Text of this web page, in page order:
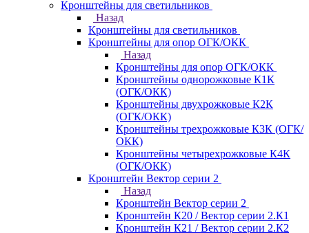
Кронштейны для светильников
Назад
Кронштейны для светильников
Кронштейны для опор ОГК/ОКК
Назад
Кронштейны для опор ОГК/ОКК
Кронштейны однорожковые К1К
(ОГК/ОКК)
Кронштейны двухрожковые К2К
(ОГК/ОКК)
Кронштейны трехрожковые К3К (ОГК/
ОКК)
Кронштейны четырехрожковые К4К
(ОГК/ОКК)
Кронштейн Вектор серии 2
Назад
Кронштейн Вектор серии 2
Кронштейн К20 / Вектор серии 2.К1
Кронштейн К21 / Вектор серии 2.К2